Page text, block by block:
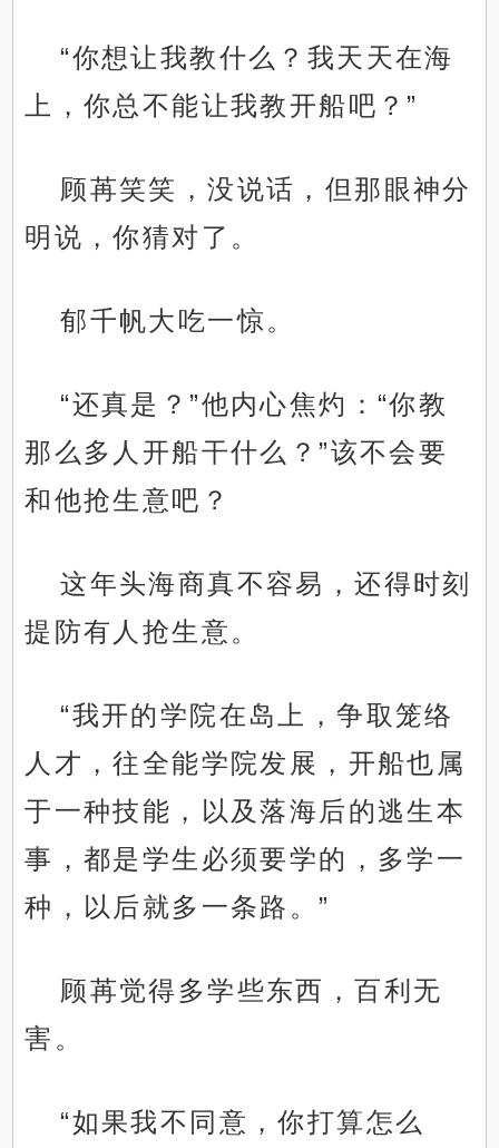
“你想让我教什么？我天天在海
上，你总不能让我教开船吧？”
顾苒笑笑，没说话，但那眼神分
明说，你猜对了。
郁千帆大吃一惊。
“还真是？”他内心焦灼：“你教
那么多人开船干什么？”该不会要
和他抢生意吧？
这年头海商真不容易，还得时刻
提防有人抢生意。
“我开的学院在岛上，争取笼络
人才，往全能学院发展，开船也属
于一种技能，以及落海后的逃生本
事，都是学生必须要学的，多学一
种，以后就多一条路。”
顾苒觉得多学些东西，百利无
害。
“如果我不同意，你打算怎么